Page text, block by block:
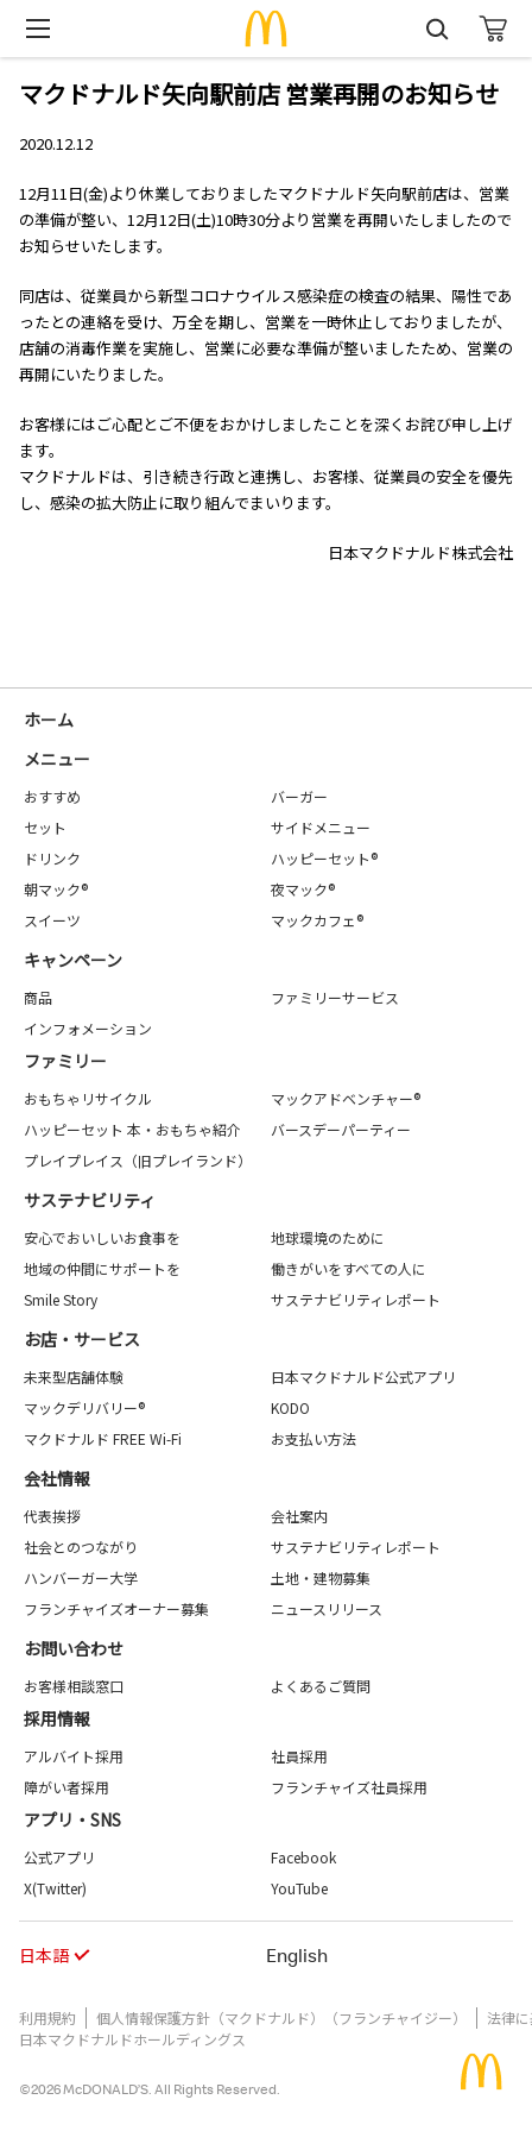
マクドナルド矢向駅前店 営業再開のお知らせ
2020.12.12
12月11日(金)より休業しておりましたマクドナルド矢向駅前店は、営業
の準備が整い、12月12日(土)10時30分より営業を再開いたしましたので
お知らせいたします。
同店は、従業員から新型コロナウイルス感染症の検査の結果、陽性であ
ったとの連絡を受け、万全を期し、営業を一時休止しておりましたが、
店舗の消毒作業を実施し、営業に必要な準備が整いましたため、営業の
再開にいたりました。
お客様にはご心配とご不便をおかけしましたことを深くお詫び申し上げ
ます。
マクドナルドは、引き続き行政と連携し、お客様、従業員の安全を優先
し、感染の拡大防止に取り組んでまいります。
日本マクドナルド株式会社
ホーム
メニュー
おすすめ
バーガー
セット
サイドメニュー
ドリンク
ハッピーセット®
朝マック®
夜マック®
スイーツ
マックカフェ®
キャンペーン
商品
ファミリーサービス
インフォメーション
ファミリー
おもちゃリサイクル
マックアドベンチャー®
ハッピーセット 本・おもちゃ紹介
バースデーパーティー
プレイプレイス（旧プレイランド）
サステナビリティ
安心でおいしいお食事を
地球環境のために
地域の仲間にサポートを
働きがいをすべての人に
Smile Story
サステナビリティレポート
お店・サービス
未来型店舗体験
日本マクドナルド公式アプリ
マックデリバリー®
KODO
マクドナルド FREE Wi-Fi
お支払い方法
会社情報
代表挨拶
会社案内
社会とのつながり
サステナビリティレポート
ハンバーガー大学
土地・建物募集
フランチャイズオーナー募集
ニュースリリース
お問い合わせ
お客様相談窓口 よくあるご質問
採用情報
アルバイト採用
社員採用
障がい者採用
フランチャイズ社員採用
アプリ・SNS
公式アプリ
Facebook
X(Twitter)
YouTube
日本語 English
利用規約 個人情報保護方針（マクドナルド）（フランチャイジー）
法律
日本マクドナルドホールディングス
©2026 McDONALD’S. All Rights Reserved.